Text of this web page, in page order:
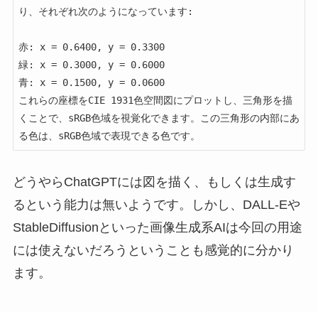
り、それぞれ次のようになっています:
赤: x = 0.6400, y = 0.3300
緑: x = 0.3000, y = 0.6000
青: x = 0.1500, y = 0.0600
これらの座標をCIE 1931色空間図にプロットし、三角形を描
くことで、sRGB色域を視覚化できます。この三角形の内部にあ
る色は、sRGB色域で表現できる色です。
どうやらChatGPTには図を描く、もしくは生成す
るという能力は無いようです。しかし、DALL-Eや
StableDiffusionといった画像生成系AIは今回の用途
には使えないだろうということも感覚的に分かり
ます。